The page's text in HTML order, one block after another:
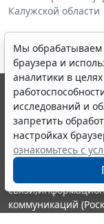
Калужской области
Мы
браузера и
аналитики в
исследований и
запретить
настройках
ознакомьтесь с
© ООО "НПП
выпускается с
являются
информации
Портал ГАРАНТ.РУ
издания
коммуникаций